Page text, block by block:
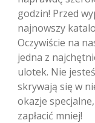
godzin! Przed
najnowszy
Oczywiście na
jedna z
ulotek. Nie
skrywają się w
okazje
zapłacić mniej!